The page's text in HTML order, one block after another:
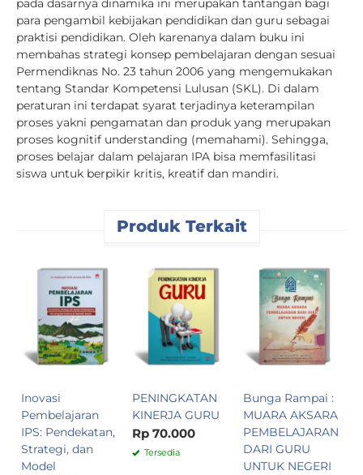
pada dasarnya dinamika ini merupakan tantangan bagi
para pengambil kebijakan pendidikan dan guru sebagai
praktisi pendidikan. Oleh karenanya dalam buku ini
membahas strategi konsep pembelajaran dengan sesuai
Permendiknas No. 23 tahun 2006 yang mengemukakan
tentang Standar Kompetensi Lulusan (SKL). Di dalam
peraturan ini terdapat syarat terjadinya keterampilan
proses yakni pengamatan dan produk yang merupakan
proses kognitif understanding (memahami). Sehingga,
proses belajar dalam pelajaran IPA bisa memfasilitasi
siswa untuk berpikir kritis, kreatif dan mandiri.
Produk Terkait
Inovasi
Pembelajaran
IPS: Pendekatan,
Strategi, dan
Model
PENINGKATAN
KINERJA GURU
Rp 70.000
Tersedia
Bunga Rampai :
MUARA AKSARA
PEMBELAJARAN
DARI GURU
UNTUK NEGERI